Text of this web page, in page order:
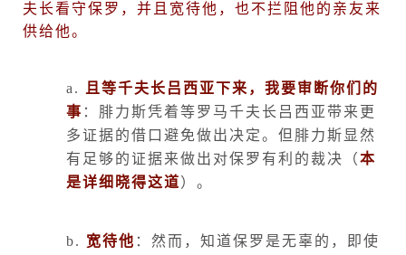
夫长看守保罗，并且宽待他，也不拦阻他的亲友来
供给他。
a.
且等千夫长吕西亚下来，我要审断你们的
事 ：腓力斯凭着等罗马千夫长吕西亚带来更
多证据的借口避免做出决定。但腓力斯显然
有足够的证据来做出对保罗有利的裁决（本
是详细晓得这道）。
b. 宽待他 ：然而，知道保罗是无辜的，即使